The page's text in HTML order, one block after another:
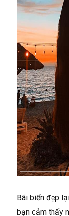
Bãi biển đẹp
bạn cảm thấy